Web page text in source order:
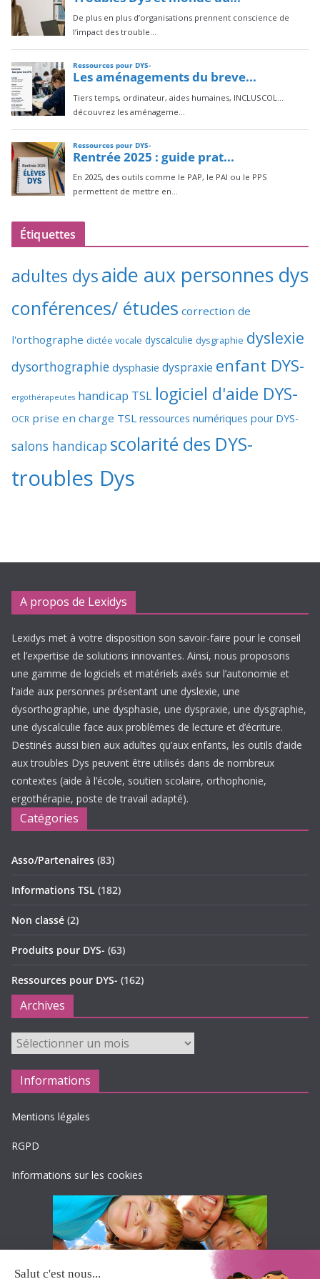
Étiquettes
adultes dysaide aux personnes dys
conférences/ études correction de
l'orthographe dictée vocale dyscalculie dysgraphie dyslexie
dysorthographie dysphasie dyspraxie enfant DYS-
ergothérapeutes handicap TSL logiciel d'aide DYS-
OCR prise en charge TSL ressources numériques pour DYS-
salons handicap scolarité des DYS-
troubles Dys
A propos de Lexidys
Lexidys met à votre disposition son savoir-faire pour le conseil
et l’expertise de solutions innovantes. Ainsi, nous proposons
une gamme de logiciels et matériels axés sur l’autonomie et
l’aide aux personnes présentant une dyslexie, une
dysorthographie, une dysphasie, une dyspraxie, une dysgraphie,
une dyscalculie face aux problèmes de lecture et d’écriture.
Destinés aussi bien aux adultes qu’aux enfants, les outils d’aide
aux troubles Dys peuvent être utilisés dans de nombreux
contextes (aide à l’école, soutien scolaire, orthophonie,
ergothérapie, poste de travail adapté).
Catégories
Asso/Partenaires (83)
Informations TSL (182)
Non classé (2)
Produits pour DYS- (63)
Ressources pour DYS- (162)
Archives
Archives
Informations
Mentions légales
RGPD
Informations sur les cookies